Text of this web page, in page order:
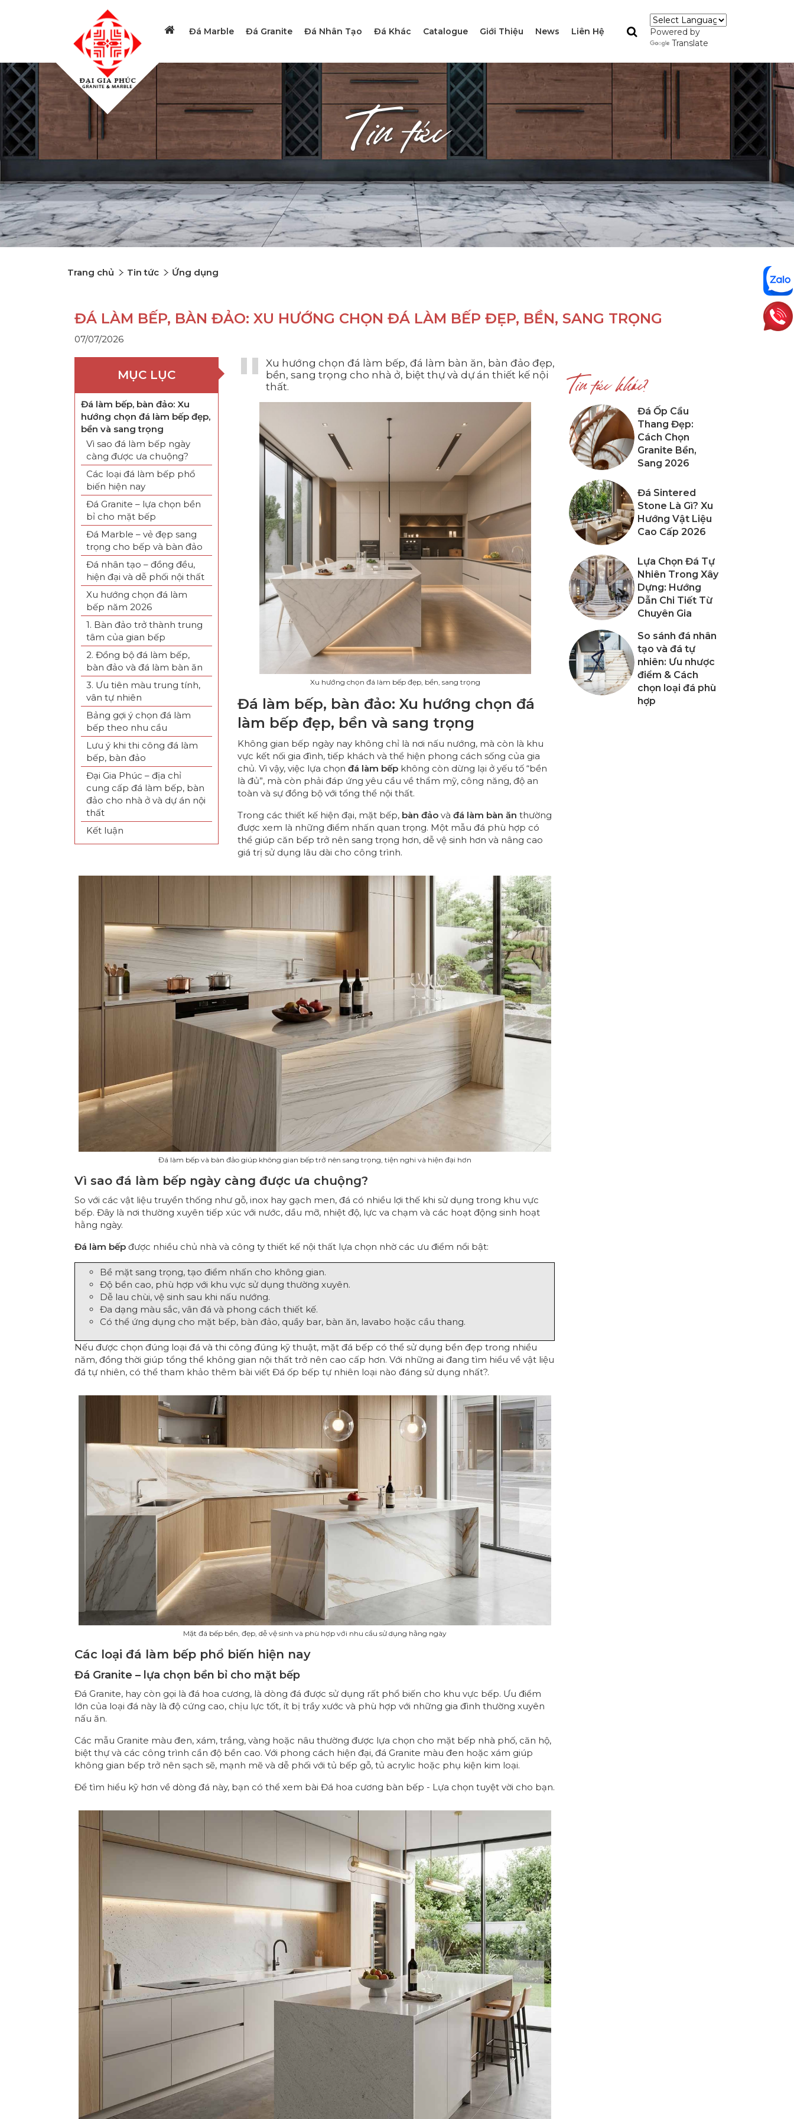
Đá Marble Đá Granite Đá Nhân Tạo Đá Khác Catalogue Giới Thiệu News Liên Hệ
Powered by
Translate
Tin tức
Trang chủ Tin tức Ứng dụng
ĐÁ LÀM BẾP, BÀN ĐẢO: XU HƯỚNG CHỌN ĐÁ LÀM BẾP ĐẸP, BỀN, SANG TRỌNG
07/07/2026
MỤC LỤC
Đá làm bếp, bàn đảo: Xu
hướng chọn đá làm bếp đẹp,
bền và sang trọng
Vì sao đá làm bếp ngày
càng được ưa chuộng?
Các loại đá làm bếp phổ
biến hiện nay
Đá Granite – lựa chọn bền
bỉ cho mặt bếp
Đá Marble – vẻ đẹp sang
trọng cho bếp và bàn đảo
Đá nhân tạo – đồng đều,
hiện đại và dễ phối nội thất
Xu hướng chọn đá làm
bếp năm 2026
1. Bàn đảo trở thành trung
tâm của gian bếp
2. Đồng bộ đá làm bếp,
bàn đảo và đá làm bàn ăn
3. Ưu tiên màu trung tính,
vân tự nhiên
Bảng gợi ý chọn đá làm
bếp theo nhu cầu
Lưu ý khi thi công đá làm
bếp, bàn đảo
Đại Gia Phúc – địa chỉ
cung cấp đá làm bếp, bàn
đảo cho nhà ở và dự án nội
thất
Kết luận
Xu hướng chọn đá làm bếp, đá làm bàn ăn, bàn đảo đẹp,
bền, sang trọng cho nhà ở, biệt thự và dự án thiết kế nội
thất.
Xu hướng chọn đá làm bếp đẹp, bền, sang trọng
Đá làm bếp, bàn đảo: Xu hướng chọn đá
làm bếp đẹp, bền và sang trọng
Không gian bếp ngày nay không chỉ là nơi nấu nướng, mà còn là khu
vực kết nối gia đình, tiếp khách và thể hiện phong cách sống của gia
chủ. Vì vậy, việc lựa chọn đá làm bếpkhông còn dừng lại ở yếu tố “bền
là đủ”, mà còn phải đáp ứng yêu cầu về thẩm mỹ, công năng, độ an
toàn và sự đồng bộ với tổng thể nội thất.
Trong các thiết kế hiện đại, mặt bếp, bàn đảovà đá làm bàn ăn thường
được xem là những điểm nhấn quan trọng. Một mẫu đá phù hợp có
thể giúp căn bếp trở nên sang trọng hơn, dễ vệ sinh hơn và nâng cao
giá trị sử dụng lâu dài cho công trình.
Đá làm bếp và bàn đảo giúp không gian bếp trở nên sang trọng, tiện nghi và hiện đại hơn
Vì sao đá làm bếp ngày càng được ưa chuộng?
So với các vật liệu truyền thống như gỗ, inox hay gạch men, đá có nhiều lợi thế khi sử dụng trong khu vực
bếp. Đây là nơi thường xuyên tiếp xúc với nước, dầu mỡ, nhiệt độ, lực va chạm và các hoạt động sinh hoạt
hằng ngày.
Đá làm bếp được nhiều chủ nhà và công ty thiết kế nội thất lựa chọn nhờ các ưu điểm nổi bật:
Bề mặt sang trọng, tạo điểm nhấn cho không gian.
Độ bền cao, phù hợp với khu vực sử dụng thường xuyên.
Dễ lau chùi, vệ sinh sau khi nấu nướng.
Đa dạng màu sắc, vân đá và phong cách thiết kế.
Có thể ứng dụng cho mặt bếp, bàn đảo, quầy bar, bàn ăn, lavabo hoặc cầu thang.
Nếu được chọn đúng loại đá và thi công đúng kỹ thuật, mặt đá bếp có thể sử dụng bền đẹp trong nhiều
năm, đồng thời giúp tổng thể không gian nội thất trở nên cao cấp hơn. Với những ai đang tìm hiểu về vật liệu
đá tự nhiên, có thể tham khảo thêm bài viết Đá ốp bếp tự nhiên loại nào đáng sử dụng nhất?.
Mặt đá bếp bền, đẹp, dễ vệ sinh và phù hợp với nhu cầu sử dụng hằng ngày
Các loại đá làm bếp phổ biến hiện nay
Đá Granite – lựa chọn bền bỉ cho mặt bếp
Đá Granite, hay còn gọi là đá hoa cương, là dòng đá được sử dụng rất phổ biến cho khu vực bếp. Ưu điểm
lớn của loại đá này là độ cứng cao, chịu lực tốt, ít bị trầy xước và phù hợp với những gia đình thường xuyên
nấu ăn.
Các mẫu Granite màu đen, xám, trắng, vàng hoặc nâu thường được lựa chọn cho mặt bếp nhà phố, căn hộ,
biệt thự và các công trình cần độ bền cao. Với phong cách hiện đại, đá Granite màu đen hoặc xám giúp
không gian bếp trở nên sạch sẽ, mạnh mẽ và dễ phối với tủ bếp gỗ, tủ acrylic hoặc phụ kiện kim loại.
Để tìm hiểu kỹ hơn về dòng đá này, bạn có thể xem bài Đá hoa cương bàn bếp - Lựa chọn tuyệt vời cho bạn.
Tin tức khác?
Đá Ốp Cầu
Thang Đẹp:
Cách Chọn
Granite Bền,
Sang 2026
Đá Sintered
Stone Là Gì? Xu
Hướng Vật Liệu
Cao Cấp 2026
Lựa Chọn Đá Tự
Nhiên Trong Xây
Dựng: Hướng
Dẫn Chi Tiết Từ
Chuyên Gia
So sánh đá nhân
tạo và đá tự
nhiên: Ưu nhược
điểm & Cách
chọn loại đá phù
hợp